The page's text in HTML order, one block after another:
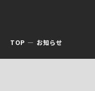
TOP お知らせ